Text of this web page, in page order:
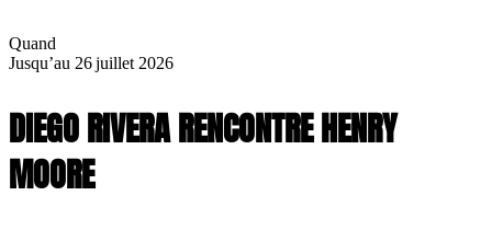
Quand
Jusqu’au 26 juillet 2026
DIEGO RIVERA RENCONTRE HENRY
MOORE